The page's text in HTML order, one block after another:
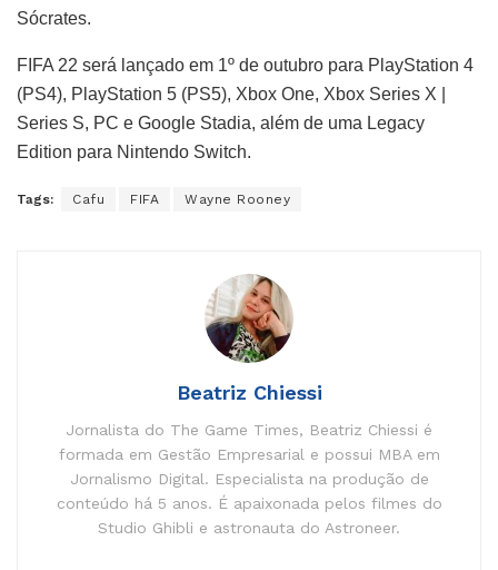
Sócrates.
FIFA 22 será lançado em 1º de outubro para PlayStation 4
(PS4), PlayStation 5 (PS5), Xbox One, Xbox Series X |
Series S, PC e Google Stadia, além de uma Legacy
Edition para Nintendo Switch.
Tags: Cafu FIFA Wayne Rooney
Beatriz Chiessi
Jornalista do The Game Times, Beatriz Chiessi é
formada em Gestão Empresarial e possui MBA em
Jornalismo Digital. Especialista na produção de
conteúdo há 5 anos. É apaixonada pelos filmes do
Studio Ghibli e astronauta do Astroneer.